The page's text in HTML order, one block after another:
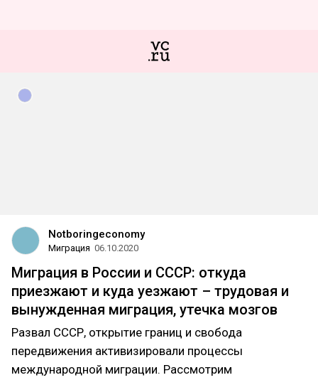
Notboringeconomy
Миграция 06.10.2020
Миграция в России и СССР: откуда
приезжают и куда уезжают – трудовая и
вынужденная миграция, утечка мозгов
Развал СССР, открытие границ и свобода
передвижения активизировали процессы
международной миграции. Рассмотрим